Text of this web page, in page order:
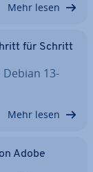
Mehr lesen
für Schritt
Debian 13-
Mehr lesen
Adobe